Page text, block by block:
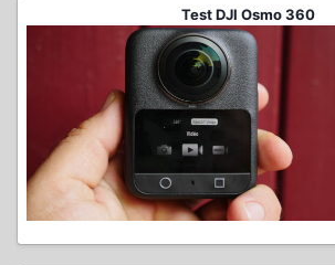
Test DJI Osmo 360